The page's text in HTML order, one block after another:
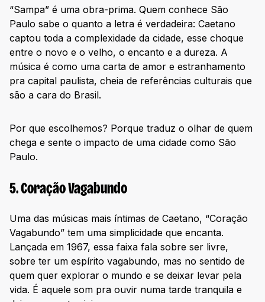
“Sampa” é uma obra-prima. Quem conhece São
Paulo sabe o quanto a letra é verdadeira: Caetano
captou toda a complexidade da cidade, esse choque
entre o novo e o velho, o encanto e a dureza. A
música é como uma carta de amor e estranhamento
pra capital paulista, cheia de referências culturais que
são a cara do Brasil.
Por que escolhemos? Porque traduz o olhar de quem
chega e sente o impacto de uma cidade como São
Paulo.
5. Coração Vagabundo
Uma das músicas mais íntimas de Caetano, “Coração
Vagabundo” tem uma simplicidade que encanta.
Lançada em 1967, essa faixa fala sobre ser livre,
sobre ter um espírito vagabundo, mas no sentido de
quem quer explorar o mundo e se deixar levar pela
vida. É aquele som pra ouvir numa tarde tranquila e